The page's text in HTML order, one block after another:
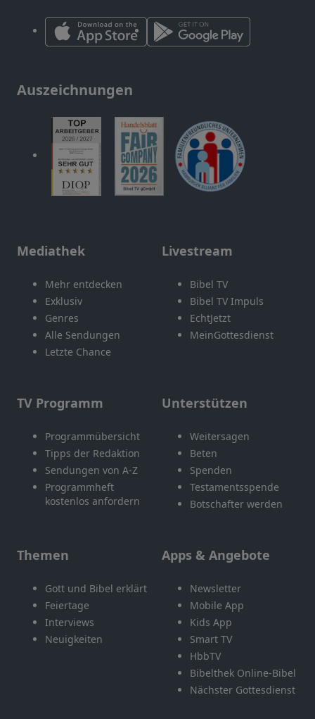
Auszeichnungen
Mediathek
Mehr entdecken
Exklusiv
Genres
Alle Sendungen
Letzte Chance
Livestream
Bibel TV
Bibel TV Impuls
EchtJetzt
MeinGottesdienst
TV Programm
Programmübersicht
Tipps der Redaktion
Sendungen von A-Z
Programmheft
kostenlos anfordern
Unterstützen
Weitersagen
Beten
Spenden
Testamentsspende
Botschafter werden
Themen
Gott und Bibel erklärt
Feiertage
Interviews
Neuigkeiten
Apps & Angebote
Newsletter
Mobile App
Kids App
Smart TV
HbbTV
Bibelthek Online-Bibel
Nächster Gottesdienst